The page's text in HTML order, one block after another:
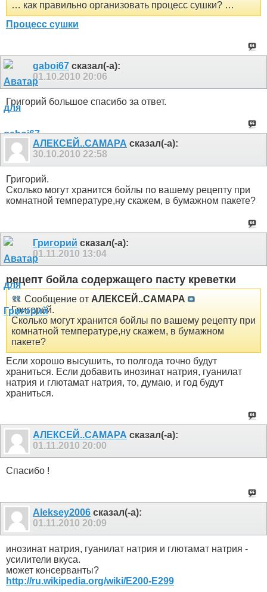
… как правильно организовать процесс сушки? …
Процесс сушки
gaboi67 сказал(-а):
01.10.2010 20:06
Григорий большое спасибо за ответ.
АЛЕКСЕЙ..САМАРА сказал(-а):
30.10.2010 22:58
Григорий.
Сколько могут хранится бойлы по вашему рецепту при
комнатной температуре,ну скажем, в бумажном пакете?
Григорий сказал(-а):
01.11.2010 13:04
рецепт бойла содержащего пасту креветки
Сообщение от АЛЕКСЕЙ..САМАРА
Григорий.
Сколько могут хранится бойлы по вашему рецепту при
комнатной температуре,ну скажем, в бумажном
пакете?
Если хорошо высушить, то полгода точно будут
храниться. Если добавить инозинат натрия, гуанилат
натрия и глютамат натрия, то, думаю, и год будут
храниться.
АЛЕКСЕЙ..САМАРА сказал(-а):
01.11.2010 20:00
Спасибо !
Aleksey2006 сказал(-а):
01.11.2010 20:09
инозинат натрия, гуанилат натрия и глютамат натрия -
усилители вкуса.
может консерванты?
http://ru.wikipedia.org/wiki/Е200-Е299